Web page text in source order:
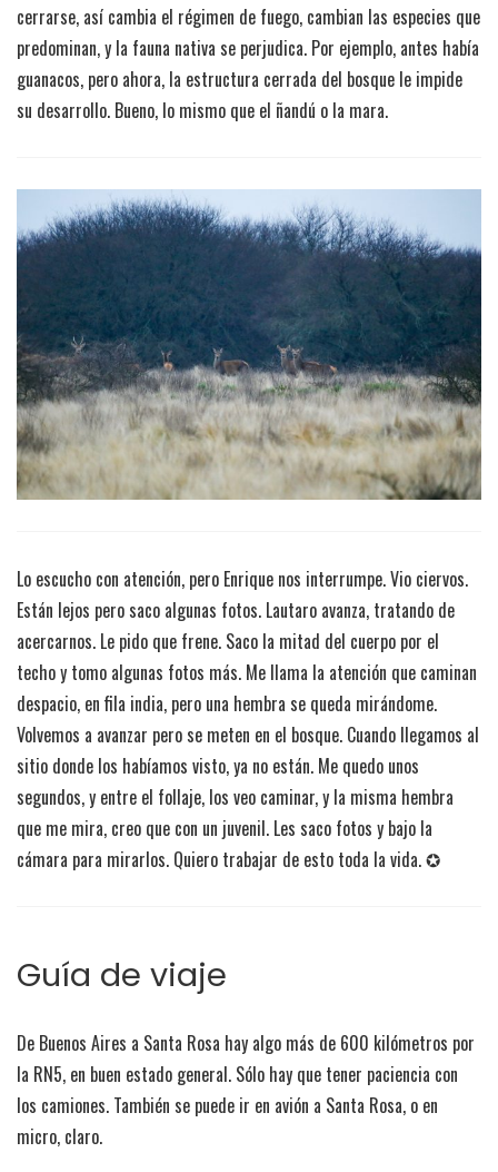
cerrarse, así cambia el régimen de fuego, cambian las especies que
predominan, y la fauna nativa se perjudica. Por ejemplo, antes había
guanacos, pero ahora, la estructura cerrada del bosque le impide
su desarrollo. Bueno, lo mismo que el ñandú o la mara.
Lo escucho con atención, pero Enrique nos interrumpe. Vio ciervos.
Están lejos pero saco algunas fotos. Lautaro avanza, tratando de
acercarnos. Le pido que frene. Saco la mitad del cuerpo por el
techo y tomo algunas fotos más. Me llama la atención que caminan
despacio, en fila india, pero una hembra se queda mirándome.
Volvemos a avanzar pero se meten en el bosque. Cuando llegamos al
sitio donde los habíamos visto, ya no están. Me quedo unos
segundos, y entre el follaje, los veo caminar, y la misma hembra
que me mira, creo que con un juvenil. Les saco fotos y bajo la
cámara para mirarlos. Quiero trabajar de esto toda la vida. ✪
Guía de viaje
De Buenos Aires a Santa Rosa hay algo más de 600 kilómetros por
la RN5, en buen estado general. Sólo hay que tener paciencia con
los camiones. También se puede ir en avión a Santa Rosa, o en
micro, claro.